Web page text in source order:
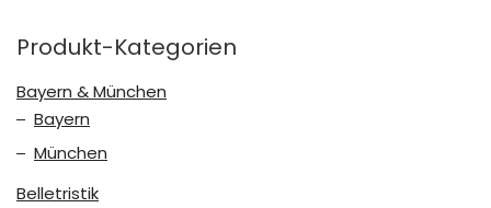
Produkt-Kategorien
Bayern & München
Bayern
München
Belletristik